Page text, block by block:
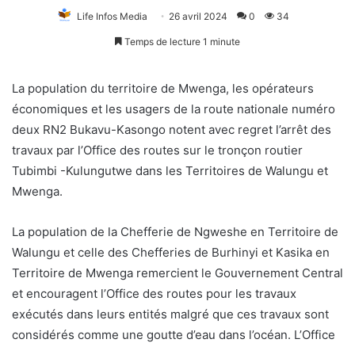
Life Infos Media 26 avril 2024 0 34
Temps de lecture 1 minute
La population du territoire de Mwenga, les opérateurs
économiques et les usagers de la route nationale numéro
deux RN2 Bukavu-Kasongo notent avec regret l’arrêt des
travaux par l’Office des routes sur le tronçon routier
Tubimbi -Kulungutwe dans les Territoires de Walungu et
Mwenga.
La population de la Chefferie de Ngweshe en Territoire de
Walungu et celle des Chefferies de Burhinyi et Kasika en
Territoire de Mwenga remercient le Gouvernement Central
et encouragent l’Office des routes pour les travaux
exécutés dans leurs entités malgré que ces travaux sont
considérés comme une goutte d’eau dans l’océan. L’Office